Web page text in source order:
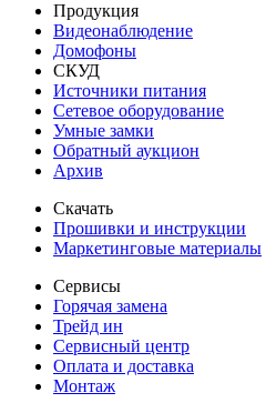
Продукция
Видеонаблюдение
Домофоны
СКУД
Источники питания
Сетевое оборудование
Умные замки
Обратный аукцион
Архив
Скачать
Прошивки и инструкции
Маркетинговые материалы
Сервисы
Горячая замена
Трейд ин
Сервисный центр
Оплата и доставка
Монтаж